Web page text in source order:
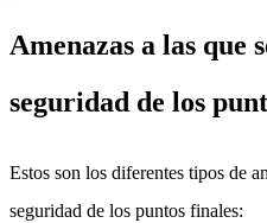
Amenazas a las que
seguridad de los
Estos son los diferentes tipos de
seguridad de los puntos finales: